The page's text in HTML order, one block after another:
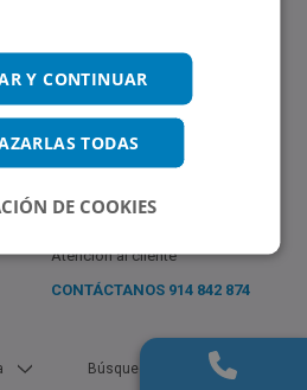
Atención al cliente
CONTÁCTANOS 914 842 874
Búsquedas populares
Y CONTINUAR
TODAS
DE COOKIES